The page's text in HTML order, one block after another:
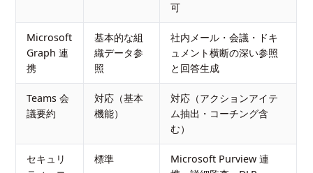
可
Microsoft
Graph 連
携
基本的な組
織データ参
照
社内メール・会議・ドキ
ュメント横断の深い参照
と回答生成
Teams 会
議要約
対応（基本
機能）
対応（アクションアイテ
ム抽出・コーチング含
む）
セキュリ
標準
Microsoft Purview 連